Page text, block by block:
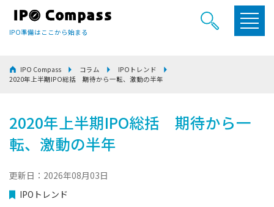
IPO準備はここから始まる
IPO Compass コラム
IPOトレンド
2020年上半期IPO総括 期待から一転、激動の半年
2020年上半期IPO総括 期待から一
転、激動の半年
更新日：2026年08月03日
IPOトレンド